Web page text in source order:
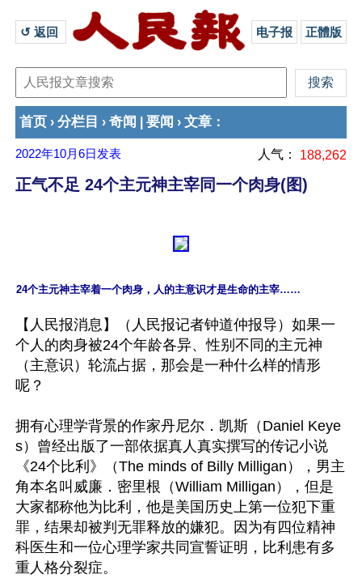
↺ 返回 电子报 正體版
首页 › 分栏目 › 奇闻 要闻 › 文章 ：
2022年10月6日 发表 人气： 188,262
正气不足 24个主元神主宰同一个肉身(图)
【人民报消息】（人民报记者钟道仲报导）如果一
个人的肉身被24个年龄各异、性别不同的主元神
（主意识）轮流占据，那会是一种什么样的情形
呢？
拥有心理学背景的作家丹尼尔．凯斯（Daniel Keye
s）曾经出版了一部依据真人真实撰写的传记小说
《24个比利》（The minds of Billy Milligan），男主
角本名叫威廉．密里根（William Milligan），但是
大家都称他为比利，他是美国历史上第一位犯下重
罪，结果却被判无罪释放的嫌犯。因为有四位精神
科医生和一位心理学家共同宣誓证明，比利患有多
重人格分裂症。